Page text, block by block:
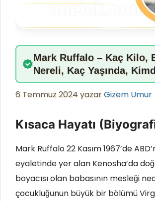
Mark Ruffalo – Kaç Kilo,
Nereli, Kaç Yaşında,
6 Temmuz 2024yazarGizem Umur
Kısaca Hayatı
Mark Ruffalo 22 Kasım 1967’de
eyaletinde yer alan Kenosha’da
boyacısı olan babasının mesleği
çocukluğunun büyük bir bölümü